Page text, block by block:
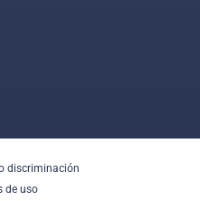
discriminación
de uso